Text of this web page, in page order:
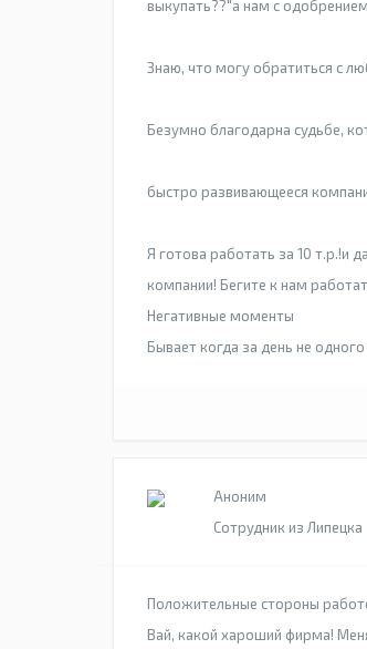
выкупать??"а нам с
Знаю, что могу обратиться с
Безумно благодарна судьбе,
быстро развивающееся
Я готова работать за 10 т.р.!и
компании! Бегите к нам
Негативные моменты
Бывает когда за день не
Аноним
Сотрудник из Липецка
Положительные стороны
Вай, какой хароший фирма!